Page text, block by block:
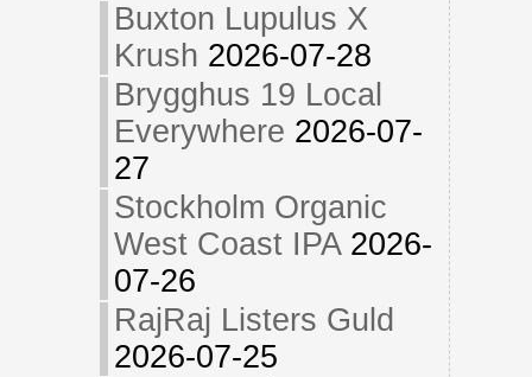
Buxton Lupulus X
Krush 2026-07-28
Brygghus 19 Local
Everywhere 2026-07-
27
Stockholm Organic
West Coast IPA 2026-
07-26
RajRaj Listers Guld
2026-07-25